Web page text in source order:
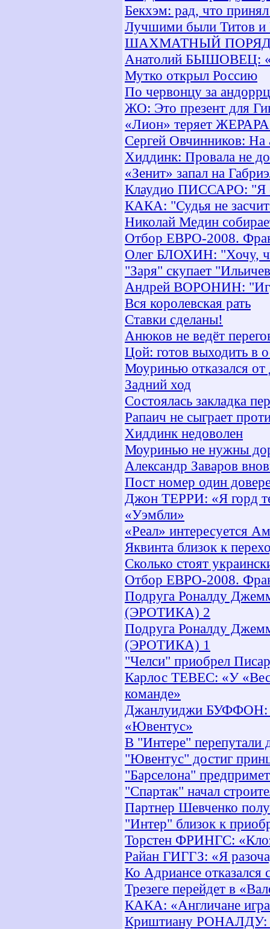
Бекхэм: рад, что
Лучшими были Титов и
ШАХМАТНЫЙ
Анатолий
Мутко открыл Россию
По червонцу за
ЖО: Это презент для
«Лион» теряет ЖЕРАРА
Сергей Овчинников: На
Хиддинк: Провала не
«Зенит» запал на
Клаудио ПИССАРО: "Я
КАКА: "Судья не
Николай Медин
Отбор ЕВРО-2008.
Олег БЛОХИН: "Хочу,
"Заря" скупает
Андрей ВОРОНИН:
Вся королевская рать
Ставки сделаны!
Анюков не ведёт
Цой: готов выходить в
Моуринью отказался
Задний ход
Состоялась закладка
Рапаич не сыграет
Хиддинк недоволен
Моуринью не нужны
Александр Заваров
Пост номер один
Джон ТЕРРИ: «Я горд
«Уэмбли»
«Реал» интересуется
Яквинта близок к
Сколько стоят
Отбор ЕВРО-2008.
Подруга Роналду
(ЭРОТИКА) 2
Подруга Роналду
(ЭРОТИКА) 1
"Челси" приобрел
Карлос ТЕВЕС: «У
команде»
Джанлуиджи БУФФОН:
«Ювентус»
В "Интере" перепутали
"Ювентус" достиг
"Барселона"
"Спартак" начал
Партнер Шевченко
"Интер" близок к
Торстен ФРИНГС:
Райан ГИГГЗ: «Я
Ко Адриансе отказался
Трезеге перейдет в
КАКА: «Англичане
Криштиану РОНАЛДУ: